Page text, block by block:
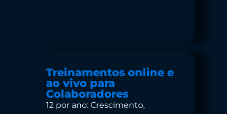
Treinamentos online e
ao vivo para
Colaboradores
12 por ano: Crescimento,